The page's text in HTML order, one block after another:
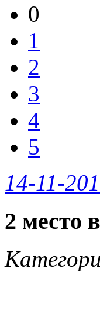
0
1
2
3
4
5
14-11-
2 место